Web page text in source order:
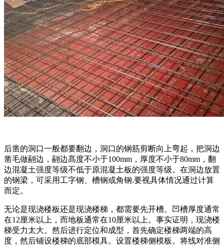
后凿的洞口一般都要翻边，洞口的钢筋剪断向上弯起，把洞边
凿毛做翮边，翮边髙度不小于100mm，厚度不小于80mm，翻
边混凝土强度等级不低于原混凝土板的强度等级。在洞边放置
的钢梁，可采用工字钢、槽钢或角钢.要视具体情况通过计算
而定。
无论是现浇楼板还是现浇楼梯，都需要先开槽。凹槽厚度通常
在12厘米以上，而地板通常在10厘米以上。事实证明，现浇楼
梯受力太大。然后进行定位和成型，首先确定楼梯两端的高
度，然后铺设楼梯的底部模具。设置楼梯侧模板。将线对准侧